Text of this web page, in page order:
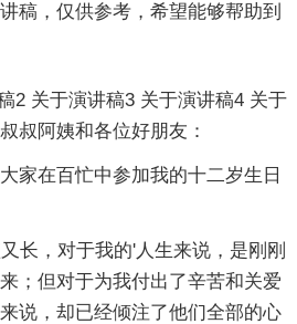
稿，仅供参考，希望能够帮助到
叔阿姨和各位好朋友：
家在百忙中参加我的十二岁生日
长，对于我的'人生来说，是刚刚
；但对于为我付出了辛苦和关爱
说，却已经倾注了他们全部的心
2 关于演讲稿3 关于演讲稿4 关于